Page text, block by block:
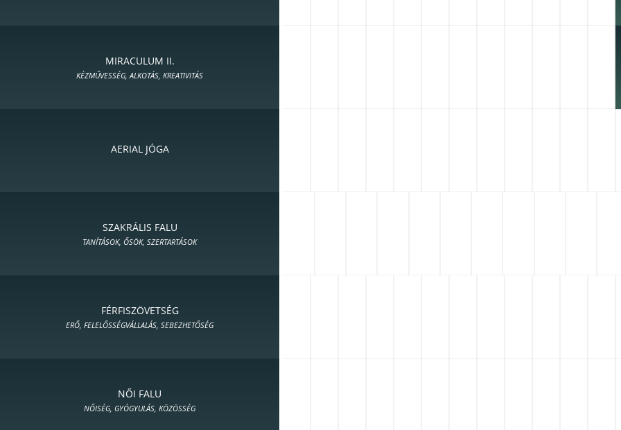
MIRACULUM II.
KÉZMŰVESSÉG, ALKOTÁS, KREATIVITÁS
AERIAL JÓGA
SZAKRÁLIS FALU
TANÍTÁSOK, ŐSÖK, SZERTARTÁSOK
FÉRFISZÖVETSÉG
ERŐ, FELELŐSSÉGVÁLLALÁS, SEBEZHETŐSÉG
NŐI FALU
NŐISÉG, GYÓGYULÁS, KÖZÖSSÉG